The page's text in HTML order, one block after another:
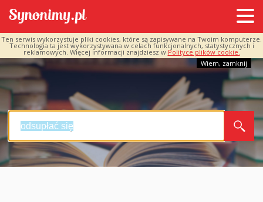
Ten serwis wykorzystuje pliki cookies, które są zapisywane na Twoim komputerze.
Technologia ta jest wykorzystywana w celach funkcjonalnych, statystycznych i
reklamowych. Więcej informacji znajdziesz w Polityce plików cookie.
Wiem, zamknij